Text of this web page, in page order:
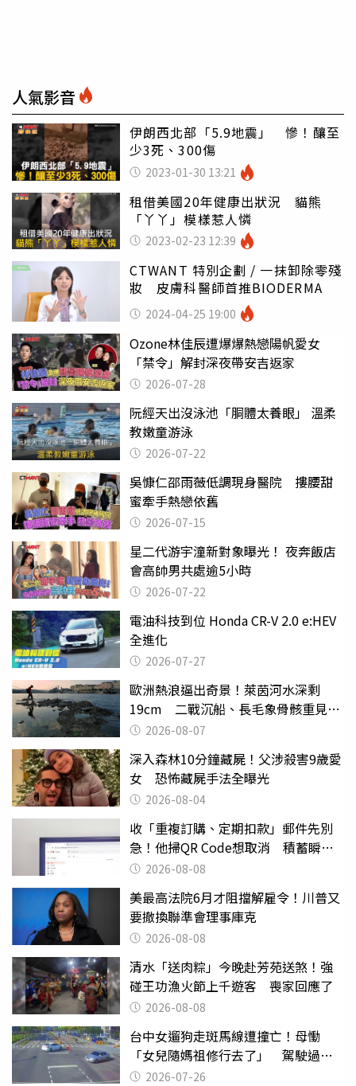
人氣影音
伊朗西北部「5.9地震」 慘！釀至
少3死、300傷
2023-01-30 13:21
租借美國20年健康出狀況 貓熊
「丫丫」模樣惹人憐
2023-02-23 12:39
CTWANT 特別企劃 / 一抹卸除零殘
妝 皮膚科醫師首推BIODERMA
2024-04-25 19:00
Ozone林佳辰遭爆爆熱戀陽帆愛女
「禁令」解封深夜帶安吉返家
2026-07-28
阮經天出沒泳池「胴體太養眼」 溫柔
教嫩童游泳
2026-07-22
吳慷仁邵雨薇低調現身醫院 摟腰甜
蜜牽手熱戀依舊
2026-07-15
星二代游宇潼新對象曝光！ 夜奔飯店
會高帥男共處逾5小時
2026-07-22
電油科技到位 Honda CR-V 2.0 e:HEV
全進化
2026-07-27
歐洲熱浪逼出奇景！萊茵河水深剩
19cm 二戰沉船、長毛象骨骸重見天
日 2026-08-07
深入森林10分鐘藏屍！父涉殺害9歲愛
女 恐怖藏屍手法全曝光
2026-08-04
收「重複訂購、定期扣款」郵件先別
急！他掃QR Code想取消 積蓄瞬間
蒸發2026-08-08
美最高法院6月才阻擋解雇令！川普又
要撤換聯準會理事庫克
2026-08-08
清水「送肉粽」今晚赴芳苑送煞！強
碰王功漁火節上千遊客 喪家回應了
2026-08-08
台中女遛狗走斑馬線遭撞亡！母慟
「女兒隨媽祖修行去了」 駕駛過失
致死判9月
2026-07-26